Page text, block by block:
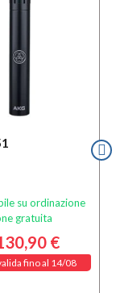
su ordinazione
gratuita
€
fino al 14/08